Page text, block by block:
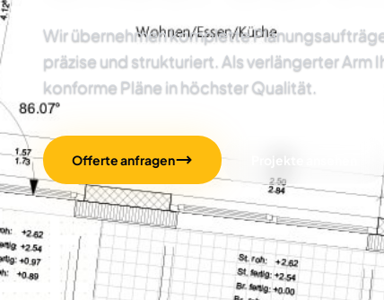
Wir übernehmen komplette
präzise und strukturiert. Als verlängerter Arm
konforme Pläne in höchster Qualität.
Offerte anfragen